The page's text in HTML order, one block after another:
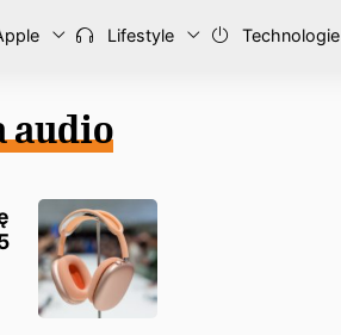
Lifestyle Technologie
audio